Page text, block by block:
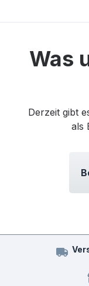
Was
Derzeit gibt
als